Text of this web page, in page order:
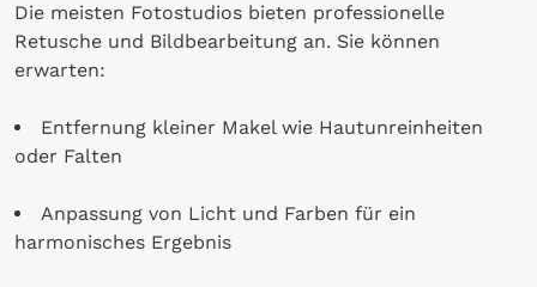
Die meisten Fotostudios bieten professionelle
Retusche und Bildbearbeitung an. Sie können
erwarten:
Entfernung kleiner Makel wie Hautunreinheiten
oder Falten
Anpassung von Licht und Farben für ein
harmonisches Ergebnis